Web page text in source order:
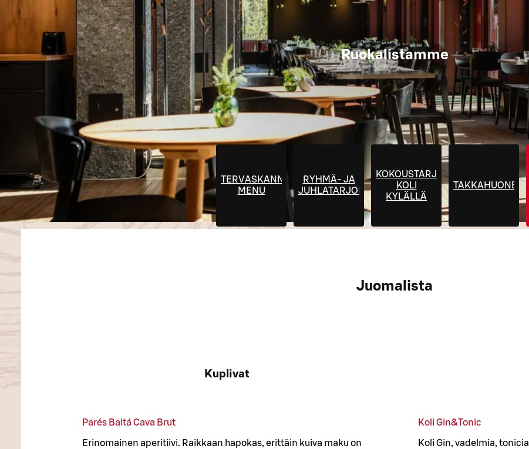
Ruokalistamme
TERVASKANNON
MENU
RYHMÄ- JA
JUHLATARJOILUT
KOKOUSTARJOILUMME
KOLI
KYLÄLLÄ
TAKKAHUONE
Juomalista
Kuplivat
Parés Baltá Cava Brut
Erinomainen aperitiivi. Raikkaan hapokas, erittäin kuiva maku on
Koli Gin&Tonic
Koli Gin, vadelmia, tonicia